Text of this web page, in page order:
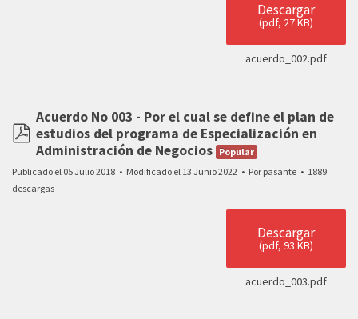
Descargar
(pdf, 27 KB)
acuerdo_002.pdf
pdf
Acuerdo No 003 - Por el cual se define el plan de
estudios del programa de Especialización en
Administración de Negocios Popular
Publicado el 05 Julio 2018
Modificado el 13 Junio 2022 Por pasante
1889
descargas
Descargar
(pdf, 93 KB)
acuerdo_003.pdf